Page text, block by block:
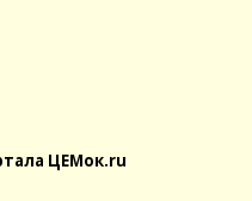
ЦЕМок.ru